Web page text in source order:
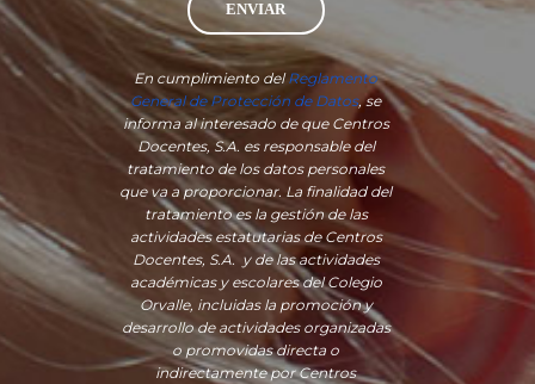
ENVIAR
En cumplimiento delReglamento
General de Protección de Datos, se
informa al interesado de que Centros
Docentes, S.A. es responsable del
tratamiento de los datos personales
que va a proporcionar. La finalidad del
tratamiento es la gestión de las
actividades estatutarias de Centros
Docentes, S.A. y de las actividades
académicas y escolares del Colegio
Orvalle, incluidas la promoción y
desarrollo de actividades organizadas
o promovidas directa o
indirectamente por Centros